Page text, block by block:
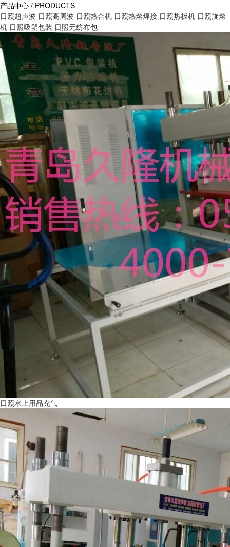
产品中心 / PRODUCTS
日照超声波 日照高周波 日照热合机 日照热熔焊接 日照热板机 日照旋熔
机 日照吸塑包装 日照无纺布包
日照水上用品充气